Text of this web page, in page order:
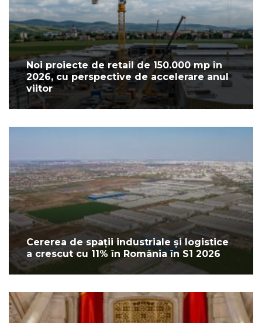
Noi proiecte de retail de 150.000 mp în
2026, cu perspective de accelerare anul
viitor
Cererea de spații industriale și logistice
a crescut cu 11% în România în S1 2026